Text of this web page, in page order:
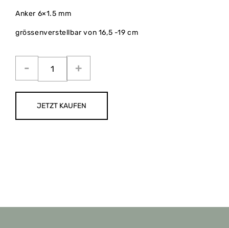
Anker 6×1.5 mm
grössenverstellbar von 16,5 -19 cm
JETZT KAUFEN